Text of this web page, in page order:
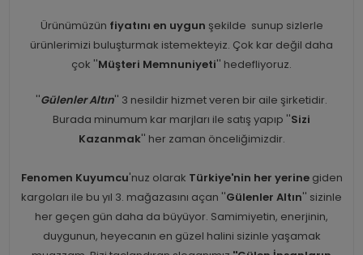
Ürünümüzün fiyatını en uygun şekilde sunup sizlerle
ürünlerimizi buluşturmak istemekteyiz. Çok kar değil daha
çok ''Müşteri Memnuniyeti'' hedefliyoruz.
''Gülenler Altın'' 3 nesildir hizmet veren bir aile şirketidir.
Burada minumum kar marjları ile satış yapıp ''Sizi
Kazanmak'' her zaman önceliğimizdir.
Fenomen Kuyumcu'nuz olarak Türkiye'nin her yerinegiden
kargoları ile bu yıl 3. mağazasını açan ''Gülenler Altın'' sizinle
her geçen gün daha da büyüyor. Samimiyetin, enerjinin,
duygunun, heyecanın en güzel halini sizinle yaşamak